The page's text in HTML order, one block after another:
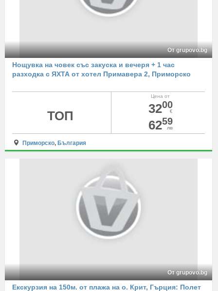
От grupovo.bg
Нощувка на човек със закуска и вечеря + 1 час
разходка с ЯХТА от хотел Примавера 2, Приморско
Цена от
3200
€
6259
лв
ТОП
Приморско, България
От grupovo.bg
Екскурзия на 150м. от плажа на о. Крит, Гърция: Полет